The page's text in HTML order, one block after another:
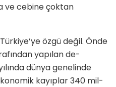
ve cebine çoktan
özgü değil. Önde
yapılan de­
dünya genelinde
kayıplar 340 mil­